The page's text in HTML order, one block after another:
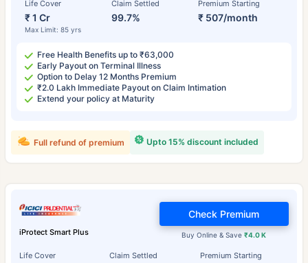
Life Cover
₹ 1 Cr
Max Limit: 85 yrs
Claim Settled
99.7%
Premium Starting
₹ 507/month
Free Health Benefits up to ₹63,000
Early Payout on Terminal Illness
Option to Delay 12 Months Premium
₹2.0 Lakh Immediate Payout on Claim Intimation
Extend your policy at Maturity
Upto 15% discount included
Full refund of premium
iProtect Smart Plus
Life Cover Claim Settled Premium Starting
Buy Online & Save₹4.0 K
Check Premium